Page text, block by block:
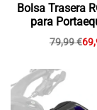
Bolsa Trasera
para
Extensible
79,99€